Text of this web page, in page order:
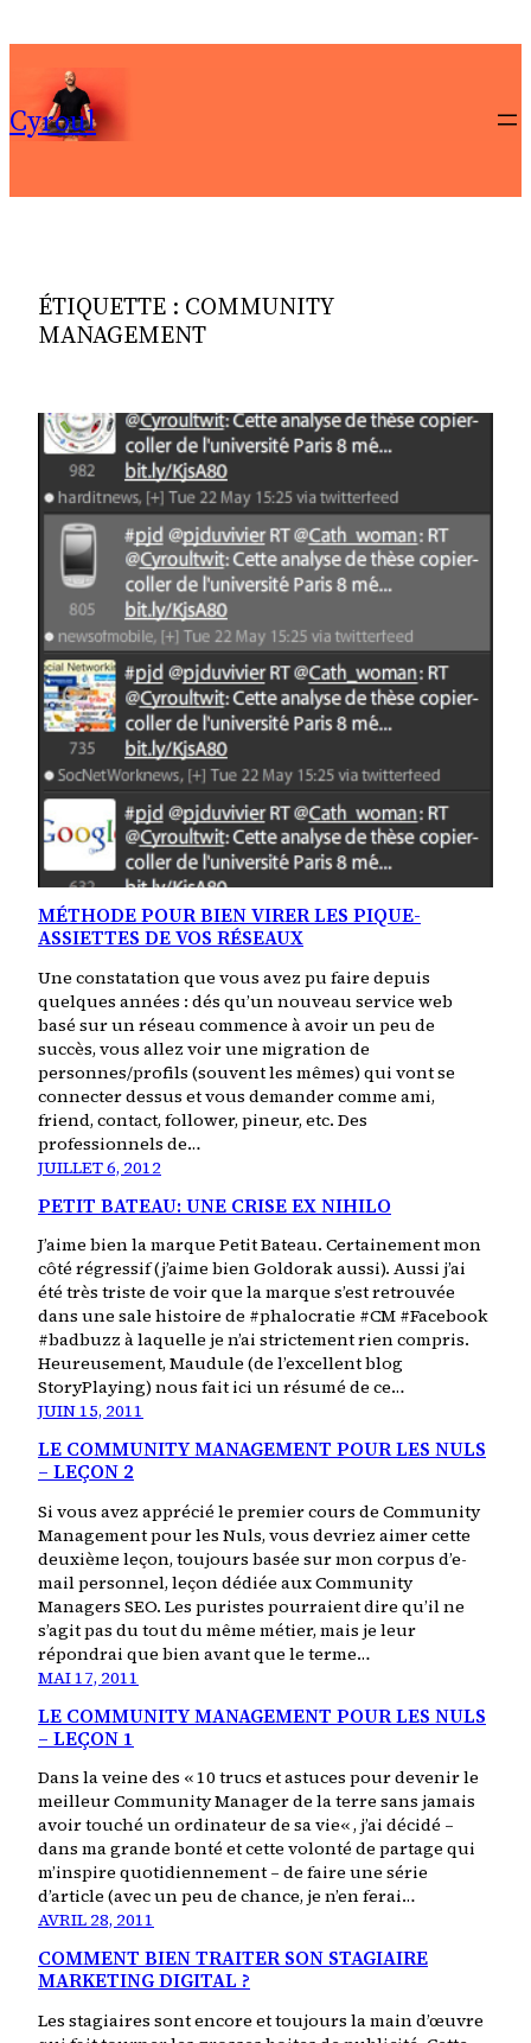
au
contenu
Cyroul
ÉTIQUETTE : COMMUNITY
MANAGEMENT
MÉTHODE POUR BIEN VIRER LES PIQUE-
ASSIETTES DE VOS RÉSEAUX
Une constatation que vous avez pu faire depuis
quelques années : dés qu’un nouveau service web
basé sur un réseau commence à avoir un peu de
succès, vous allez voir une migration de
personnes/profils (souvent les mêmes) qui vont se
connecter dessus et vous demander comme ami,
friend, contact, follower, pineur, etc. Des
professionnels de…
JUILLET 6, 2012
PETIT BATEAU: UNE CRISE EX NIHILO
J’aime bien la marque Petit Bateau. Certainement mon
côté régressif (j’aime bien Goldorak aussi). Aussi j’ai
été très triste de voir que la marque s’est retrouvée
dans une sale histoire de #phalocratie #CM #Facebook
#badbuzz à laquelle je n’ai strictement rien compris.
Heureusement, Maudule (de l’excellent blog
StoryPlaying) nous fait ici un résumé de ce…
JUIN 15, 2011
LE COMMUNITY MANAGEMENT POUR LES NULS
– LEÇON 2
Si vous avez apprécié le premier cours de Community
Management pour les Nuls, vous devriez aimer cette
deuxième leçon, toujours basée sur mon corpus d’e-
mail personnel, leçon dédiée aux Community
Managers SEO. Les puristes pourraient dire qu’il ne
s’agit pas du tout du même métier, mais je leur
répondrai que bien avant que le terme…
MAI 17, 2011
LE COMMUNITY MANAGEMENT POUR LES NULS
– LEÇON 1
Dans la veine des « 10 trucs et astuces pour devenir le
meilleur Community Manager de la terre sans jamais
avoir touché un ordinateur de sa vie« , j’ai décidé –
dans ma grande bonté et cette volonté de partage qui
m’inspire quotidiennement – de faire une série
d’article (avec un peu de chance, je n’en ferai…
AVRIL 28, 2011
COMMENT BIEN TRAITER SON STAGIAIRE
MARKETING DIGITAL ?
Les stagiaires sont encore et toujours la main d’œuvre